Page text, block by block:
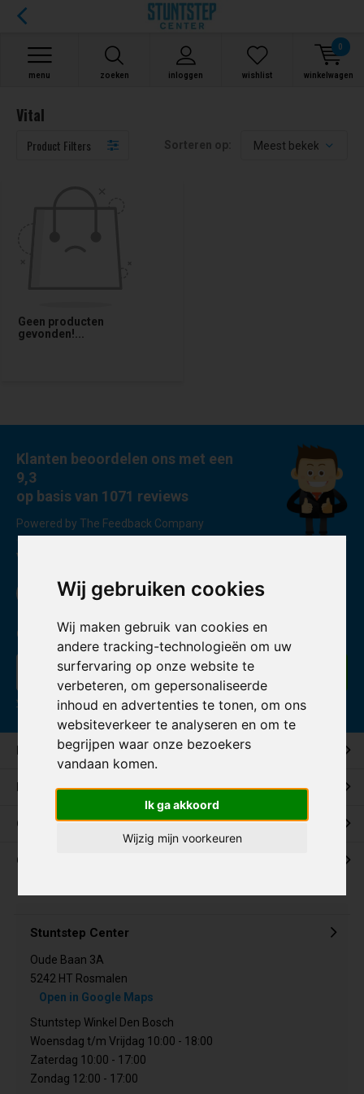
Wij gebruiken cookies
Wij maken gebruik van cookies en
andere tracking-technologieën om uw
surfervaring op onze website te
verbeteren, om gepersonaliseerde
inhoud en advertenties te tonen, om ons
websiteverkeer te analyseren en om te
begrijpen waar onze bezoekers
vandaan komen.
Ik ga akkoord
Wijzig mijn voorkeuren
zoeken inloggen
menu wishlist winkelwagen
0
Vital
Product Filters Sorteren op:
Geen producten
gevonden!...
Klanten beoordelen ons met een
9,3
op basis van 1071 reviews
Powered by The Feedback Company
Volg ons
Ontvang de nieuwste aanbiedingen en promoties
* Lees hier de wettelijke beperkingen
Klantenservice
Mijn account
Categorieën
Contact
Stuntstep Center
Oude Baan 3A
5242 HT Rosmalen
Open in Google Maps
Stuntstep Winkel Den Bosch
Woensdag t/m Vrijdag 10:00 - 18:00
Zaterdag 10:00 - 17:00
Zondag 12:00 - 17:00